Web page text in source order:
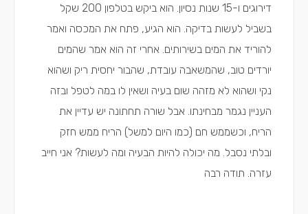
דירוגים ו-15 שנות נסיון. הוא ביקש בטלפון 200 שקל
בשביל לעשות בדיקה. הוא הגיע, פתח את המכסה ואמר
להוריד את המים בשירותים. אחרי זה הוא אמר שהמים
יורדים טוב, שהמשאבה עובדת, שהבור יחסית ריק ושהוא
נקי ושהוא לא מזהה שום בעיה ושאין לו במה לטפל ובזה
העניין נגמר מבחינתו. אבל שורה תחתונה יש עדיין את
הריח, וכשממש חם (כמו היום למשל) הריח ממש חזק
ובלתי נסבל. מה יכולה להיות הבעיה ומה לעשות? אני חייב
עזרה. תודה רבה